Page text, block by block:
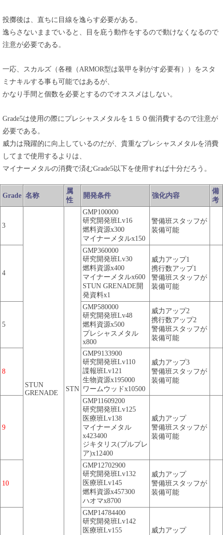
投擲後は、直ちに目線を逸らす必要がある。
逸らさないままでいると、目を庇う動作をするので動けなくなるので
注意が必要である。
一応、スカルズ（各種（ARMOR型は装甲を剥がす必要有））をスタ
ミナキルする事も可能ではあるが、
かなり手間と個数を必要とするのでオススメはしない。
Grade5は使用の際にプレシャスメタルを１５０個消費するので注意が
必要である。
威力は飛躍的に向上しているのだが、貴重なプレシャスメタルを消費
してまで使用するよりは、
マイナーメタルの消費で済むGrade5以下を使用すれば十分だろう。
Grade 名称
属
性
開発条件 強化内容
備
考
3
STUN
GRENADE
STN
GMP100000
研究開発班Lv16
燃料資源x300
マイナーメタルx150
警備班スタッフが
装備可能
4
GMP360000
研究開発班Lv30
燃料資源x400
マイナーメタルx600
STUN GRENADE開
発資料x1
威力アップ1
携行数アップ1
警備班スタッフが
装備可能
5
GMP580000
研究開発班Lv48
燃料資源x500
プレシャスメタル
x800
威力アップ2
携行数アップ2
警備班スタッフが
装備可能
8
GMP9133900
研究開発班Lv110
諜報班Lv121
生物資源x195000
ワームウッドx10500
威力アップ3
警備班スタッフが
装備可能
9
GMP11609200
研究開発班Lv125
医療班Lv138
マイナーメタル
x423400
ジキタリス(プルプレ
ア)x12400
威力アップ
警備班スタッフが
装備可能
10
GMP12702900
研究開発班Lv132
医療班Lv145
燃料資源x457300
ハオマx8700
威力アップ
警備班スタッフが
装備可能
GMP14784400
研究開発班Lv142
医療班Lv155
威力アップ